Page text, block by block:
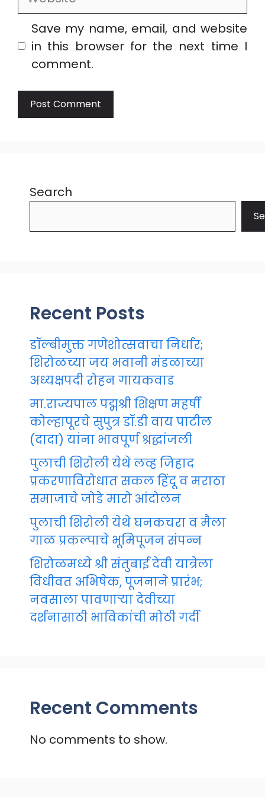
Save my name, email, and website
in this browser for the next time I
comment.
Search
Recent Posts
डॉल्बीमुक्त गणेशोत्सवाचा निर्धार;
शिरोळच्या जय भवानी मंडळाच्या
अध्यक्षपदी रोहन गायकवाड
मा.राज्यपाल पद्मश्री शिक्षण महर्षी
कोल्हापूरचे सुपुत्र डॉ.डी वाय पाटील
(दादा) यांना भावपूर्ण श्रद्धांजली
पुलाची शिरोली येथे लव्ह जिहाद
प्रकरणाविरोधात सकल हिंदू व मराठा
समाजाचे जोडे मारो आंदोलन
पुलाची शिरोली येथे घनकचरा व मैला
गाळ प्रकल्पाचे भूमिपूजन संपन्न
शिरोळमध्ये श्री संतुबाई देवी यात्रेला
विधीवत अभिषेक, पूजनाने प्रारंभ;
नवसाला पावणाऱ्या देवीच्या
दर्शनासाठी भाविकांची मोठी गर्दी
Recent Comments
No comments to show.